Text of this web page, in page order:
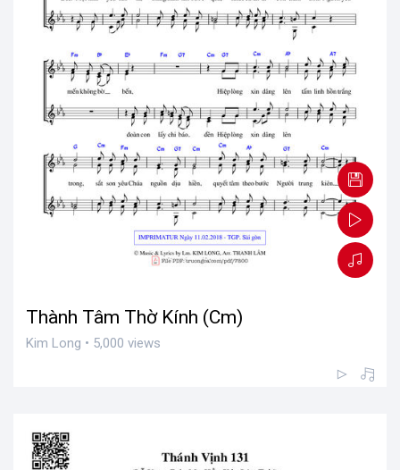
Thành Tâm Thờ Kính (Cm)
Kim Long • 5,000 views